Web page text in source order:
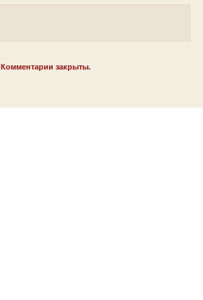
Комментарии закрыты.